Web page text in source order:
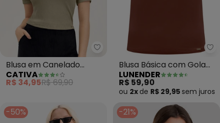
Cativa
Blusa em Canelado
(Marrom Claro)
CATIVA
R$ 34,95R$ 69,90
Blusa Básica com Gola
Alta em Malha (Marrom)
LUNENDER
R$ 59,90
ou 2x de R$ 29,95 sem juros
-50% -21%